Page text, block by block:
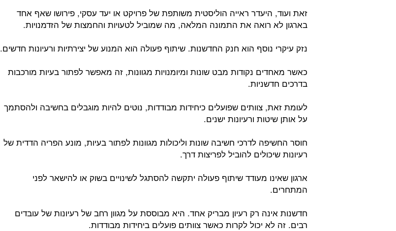
זאת ועוד, היעדר ראייה הוליסטית משותפת של פרויקט או יעד עסקי, פירושו שאף אחד
בארגון לא רואה את התמונה המלאה, מה שמוביל לטעויות והחמצות של הזדמנויות.
נזק עיקרי נוסף הוא חנק החדשנות. שיתוף פעולה הוא המנוע של יצירתיות ורעיונות חדשים.
כאשר מאחדים נקודות מבט שונות ומיומנויות מגוונות, זה מאפשר לפתור בעיות מורכבות
בדרכים חדשניות.
לעומת זאת, צוותים שפועלים כיחידות מבודדות, נוטים להיות מוגבלים בחשיבה ולהסתמך
על אותן שיטות ורעיונות ישנים.
חוסר החשיפה לדרכי חשיבה שונות וליכולות מגוונות לפתור בעיות, מונע הפריה הדדית של
רעיונות שיכולים להוביל לפריצות דרך.
ארגון שאינו מעודד שיתוף פעולה יתקשה להסתגל לשינויים בשוק או להישאר לפני
המתחרים.
חדשנות אינה רק רעיון מבריק אחד. היא מבוססת על מגוון רחב של רעיונות של עובדים
רבים. זה לא יכול לקרות כאשר צוותים פועלים ביחידות מבודדות.